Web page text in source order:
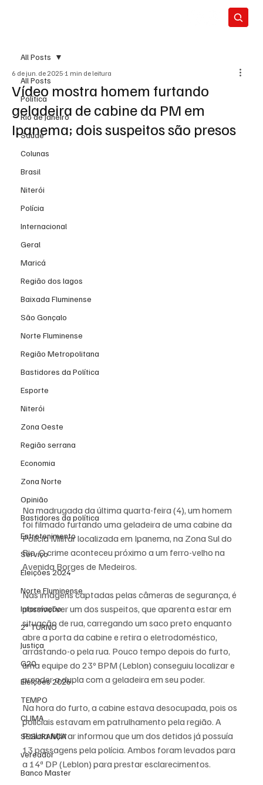
All Posts
Política
Rio de Janeiro
Saúde
Colunas
Brasil
Niterói
Polícia
Internacional
Geral
Maricá
Região dos lagos
Baixada Fluminense
São Gonçalo
Norte Fluminense
Região Metropolitana
Bastidores da Política
Esporte
Niterói
Zona Oeste
Região serrana
Economia
Zona Norte
Opinião
Bastidores da política
Entretenimento
Serviço
Eleições 2024
Norte Fluminense
Informação
2º TURNO
Justiça
G20
Eleições 2026
TEMPO
CLIMA
SEGURANÇA
vereador
Banco Master
All Posts
Vídeo mostra homem furtando
geladeira de cabine da PM em
Ipanema; dois suspeitos são presos
6 de jun. de 2025 1 min de leitura
Na madrugada da última quarta-feira (4), um homem
foi filmado furtando uma geladeira de uma cabine da
Polícia Militar localizada em Ipanema, na Zona Sul do
Rio. O crime aconteceu próximo a um ferro-velho na
Avenida Borges de Medeiros.
Nas imagens captadas pelas câmeras de segurança, é
possível ver um dos suspeitos, que aparenta estar em
situação de rua, carregando um saco preto enquanto
abre a porta da cabine e retira o eletrodoméstico,
arrastando-o pela rua. Pouco tempo depois do furto,
uma equipe do 23º BPM (Leblon) conseguiu localizar e
prender a dupla com a geladeira em seu poder.
Na hora do furto, a cabine estava desocupada, pois os
policiais estavam em patrulhamento pela região. A
Polícia Militar informou que um dos detidos já possuía
13 passagens pela polícia. Ambos foram levados para
a 14ª DP (Leblon) para prestar esclarecimentos.